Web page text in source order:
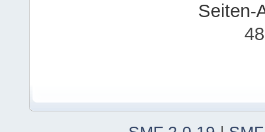
Seiten-